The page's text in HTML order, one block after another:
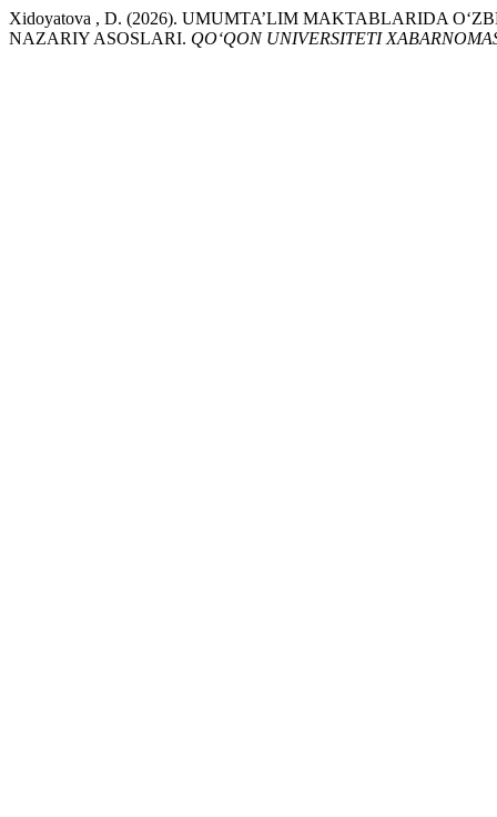
Xidoyatova , D. (2026). UMUMTA’LIM MAKTABLARIDA
NAZARIY ASOSLARI. QO‘QON UNIVERSITETI